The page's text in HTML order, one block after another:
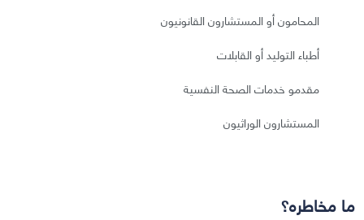
المحامون أو المستشارون القانونيون
أطباء التوليد أو القابلات
مقدمو خدمات الصحة النفسية
المستشارون الوراثيون
ما مخاطره؟